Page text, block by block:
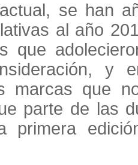
se han
al año
que
y
marcas que
parte de las
primera